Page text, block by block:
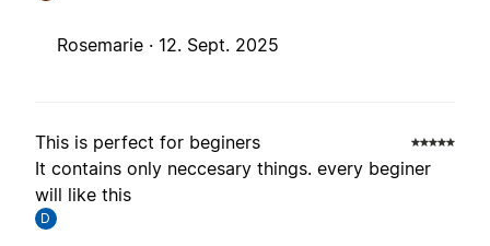
Rosemarie · 12. Sept. 2025
This is perfect for beginers
It contains only neccesary things. every beginer
will like this
D